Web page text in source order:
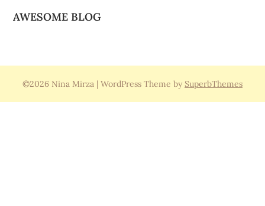
AWESOME BLOG
©2026 Nina Mirza | WordPress Theme by SuperbThemes